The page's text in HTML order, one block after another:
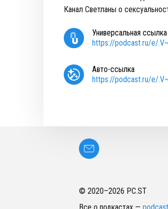
Канал Светланы о
Универсальная ссылка
https://podcast.ru/e/
Авто-ссылка
https://podcast.ru/e/
© 2020–2026 PC.ST